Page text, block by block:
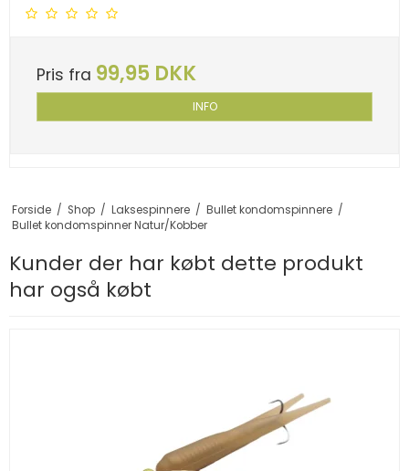
Pris fra 99,95 DKK
INFO
Forside / Shop / Laksespinnere / Bullet kondomspinnere /
Bullet kondomspinner Natur/Kobber
Kunder der har købt dette produkt
har også købt